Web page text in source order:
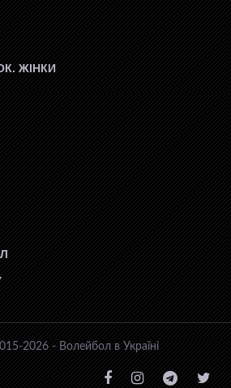
ЖІНКИ
2026 - Волейбол в Україні